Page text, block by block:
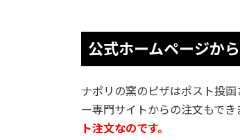
公式ホームページか
ナポリの窯のピザはポスト投
ー専門サイトからの注文もでき
ト注文なのです。